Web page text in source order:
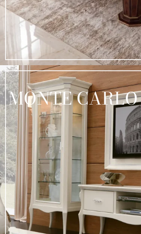
MONTE CARLO